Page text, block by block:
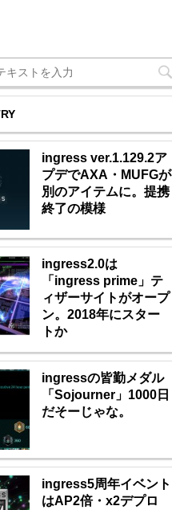
ingress ver.1.129.2ア
プデでAXA・MUFGが
別のアイテムに。提携
終了の模様
ingress2.0は
「ingress prime」テ
ィザーサイトがオープ
ン。2018年にスター
トか
ingressの皆勤メダル
「Sojourner」1000日
だそーじゃな。
ingress5周年イベント
はAP2倍・x2デプロ